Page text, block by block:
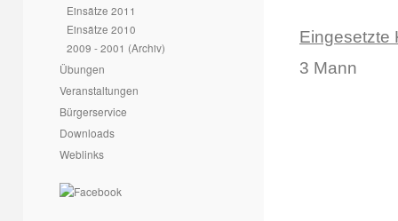
Einsätze 2011
Einsätze 2010
2009 - 2001 (Archiv)
Übungen
Veranstaltungen
Bürgerservice
Downloads
Weblinks
Eingesetzte
3 Mann